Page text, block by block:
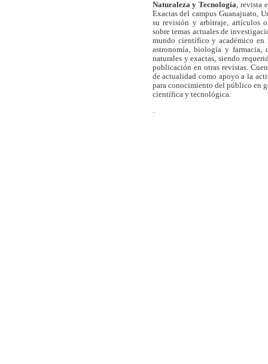
Naturaleza y Tecnología, revista
Exactas del campus Guanajuato,
su revisión y arbitraje, artículos
sobre temas actuales de
mundo científico y académico en
astronomía, biología y farmacia,
naturales y exactas, siendo
publicación en otras revistas.
de actualidad como apoyo a la
para conocimiento del público en
científica y tecnológica.
.